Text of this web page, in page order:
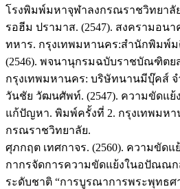
โรงพิมพ์มหาจุฬาลงกรณราชวิทยาลั
รอฮีม ปรามาส. (2547). สงครามอน
ทหาร. กรุงเทพมหานคร:สำนักพิมพ์
(2546). พจนานุกรมฉบับราชบัณฑิตย
กรุงเทพมหานคร: บริษัทนานมีบุ๊คส์ จ
วันชัย วัฒนศัพท์. (2547). ความขัดแย้
แก้ปัญหา. พิมพ์ครั้งที่ 2. กรุงเทพมห
กรณราชวิทยาลัย.
ศุภกฤต เทศกาจร. (2560). ความขัด
กากรจัดการความขัดแย้งในอปัณณก
ระดับชาติ “การบูรณาการพระพุทธ